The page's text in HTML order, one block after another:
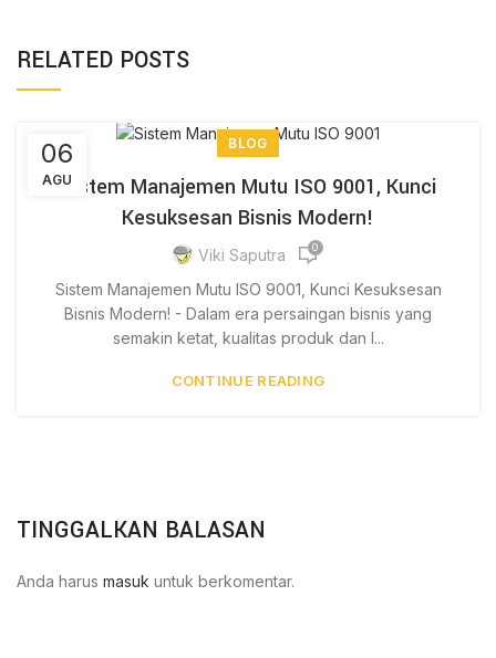
RELATED POSTS
06
AGU
BLOG
Sistem Manajemen Mutu ISO 9001, Kunci
Kesuksesan Bisnis Modern!
Viki Saputra 0
Sistem Manajemen Mutu ISO 9001, Kunci Kesuksesan
Bisnis Modern! - Dalam era persaingan bisnis yang
semakin ketat, kualitas produk dan l...
CONTINUE READING
TINGGALKAN BALASAN
Anda harus masuk untuk berkomentar.